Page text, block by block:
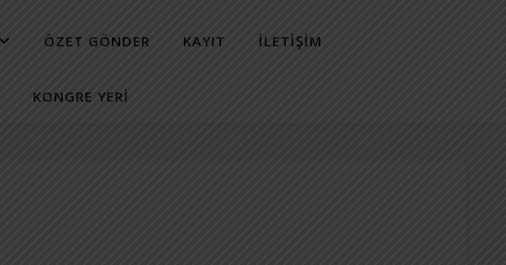
ÖZET GÖNDER KAYIT İLETIŞIM
KONGRE YERİ